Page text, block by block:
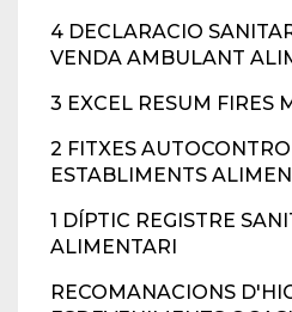
4 DECLARACIO
VENDA AMBULANT
3 EXCEL RESUM FIRES
2 FITXES
ESTABLIMENTS
1 DÍPTIC REGISTRE
ALIMENTARI
RECOMANACIONS